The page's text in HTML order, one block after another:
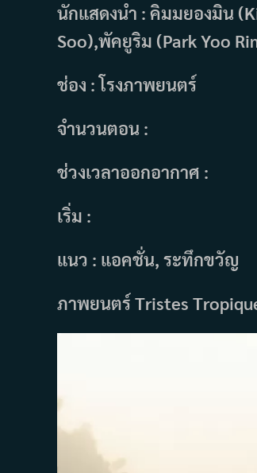
นักแสดงนำ : คิมมยองมิน
Soo),พัคยูริม (Park Yoo
ช่อง : โรงภาพยนตร์
จำนวนตอน :
ช่วงเวลาออกอากาศ :
เริ่ม :
แนว : แอคชั่น, ระทึกขวัญ
ภาพยนตร์ Tristes